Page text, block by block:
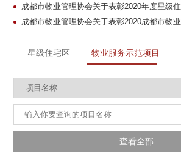
和三八红旗手的决定
成都市物业管理协会关于表彰2020年度星级住
宅区的决定
成都市物业管理协会关于表彰2020成都市物业
个人的决定
星级住宅区 物业服务示范项目
查看全部